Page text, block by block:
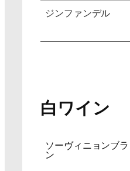
ジンファンデル
白ワイン
ソーヴィニョンブラ
ン